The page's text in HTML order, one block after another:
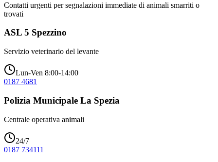
Contatti urgenti per segnalazioni immediate di animali smarriti o
trovati
ASL 5 Spezzino
Servizio veterinario del levante
Lun-Ven 8:00-14:00
0187 4681
Polizia Municipale La Spezia
Centrale operativa animali
24/7
0187 734111